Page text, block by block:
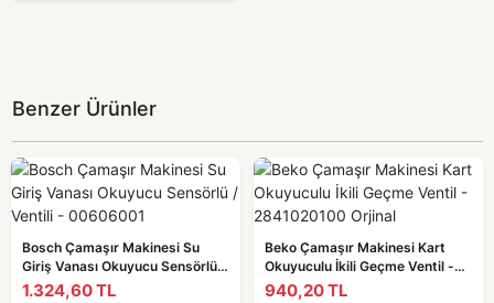
Benzer Ürünler
Bosch Çamaşır Makinesi Su
Giriş Vanası Okuyucu Sensörlü /
Ventili - 00606001
1.324,60 TL
Beko Çamaşır Makinesi Kart
Okuyuculu İkili Geçme Ventil -
2841020100 Orjinal
940,20 TL